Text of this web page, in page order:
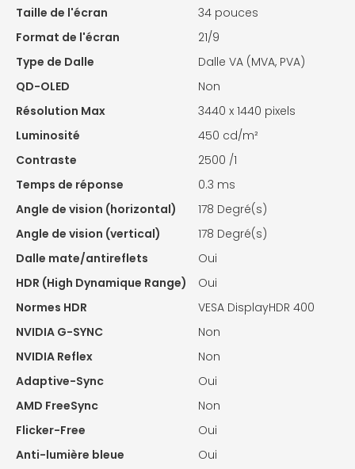
Taille de l'écran
34 pouces
Format de l'écran
21/9
Type de Dalle
Dalle VA (MVA, PVA)
QD-OLED
Non
Résolution Max
3440 x 1440 pixels
Luminosité
450 cd/m²
Contraste
2500 /1
Temps de réponse
0.3 ms
Angle de vision (horizontal)
178 Degré(s)
Angle de vision (vertical)
178 Degré(s)
Dalle mate/antireflets
Oui
HDR (High Dynamique Range)
Oui
Normes HDR
VESA DisplayHDR 400
NVIDIA G-SYNC
Non
NVIDIA Reflex
Non
Adaptive-Sync
Oui
AMD FreeSync
Non
Flicker-Free
Oui
Anti-lumière bleue
Oui